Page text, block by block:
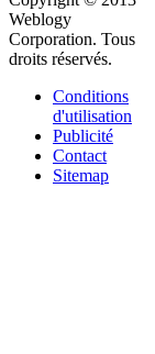
Weblogy
Corporation. Tous
droits réservés.
Conditions
d'utilisation
Publicité
Contact
Sitemap